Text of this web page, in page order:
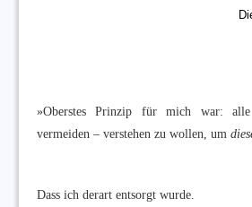
»Oberstes Prinzip für mich war:
vermeiden – verstehen zu wollen, um
Dass ich derart entsorgt wurde.